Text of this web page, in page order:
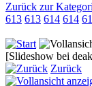
Zurück zur
613 613 614 614
[Slideshow bei
Zurück